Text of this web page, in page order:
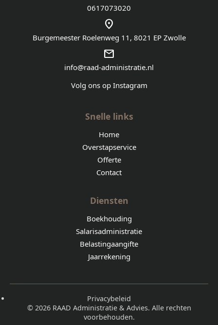
0617073020
location_on
Burgemeester Roelenweg 11, 8021 EP Zwolle
email
info@raad-administratie.nl
Volg ons op Instagram
Snelle links
Home
Overstapservice
Offerte
Contact
Diensten
Boekhouding
Salarisadministratie
Belastingaangifte
Jaarrekening
Privacybeleid
© 2026RAAD Administratie & Advies. Alle rechten
voorbehouden.